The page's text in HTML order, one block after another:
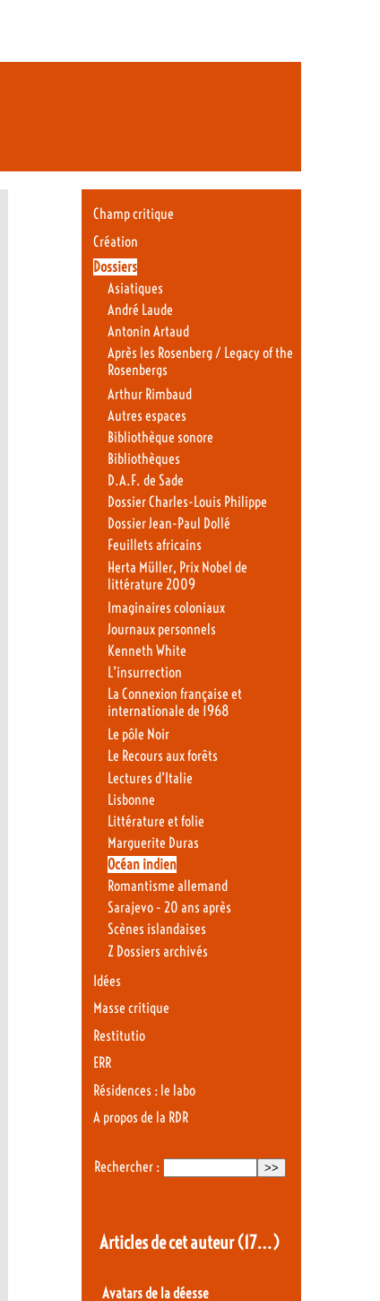
Champ critique
Création
Dossiers
Asiatiques
André Laude
Antonin Artaud
Après les Rosenberg / Legacy of the
Rosenbergs
Arthur Rimbaud
Autres espaces
Bibliothèque sonore
Bibliothèques
D.A.F. de Sade
Dossier Charles-Louis Philippe
Dossier Jean-Paul Dollé
Feuillets africains
Herta Müller, Prix Nobel de
littérature 2009
Imaginaires coloniaux
Journaux personnels
Kenneth White
L’insurrection
La Connexion française et
internationale de 1968
Le pôle Noir
Le Recours aux forêts
Lectures d’Italie
Lisbonne
Littérature et folie
Marguerite Duras
Océan indien
Romantisme allemand
Sarajevo - 20 ans après
Scènes islandaises
Z Dossiers archivés
Idées
Masse critique
Restitutio
ERR
Résidences : le labo
A propos de la RDR
Rechercher :
Articles de cet auteur(17…)
Avatars de la déesse